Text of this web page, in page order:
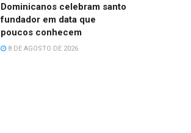
Dominicanos celebram santo
fundador em data que
poucos conhecem
8 DE AGOSTO DE 2026